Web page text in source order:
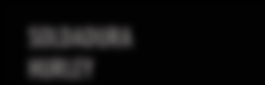
SOLDADURA
HURLEY